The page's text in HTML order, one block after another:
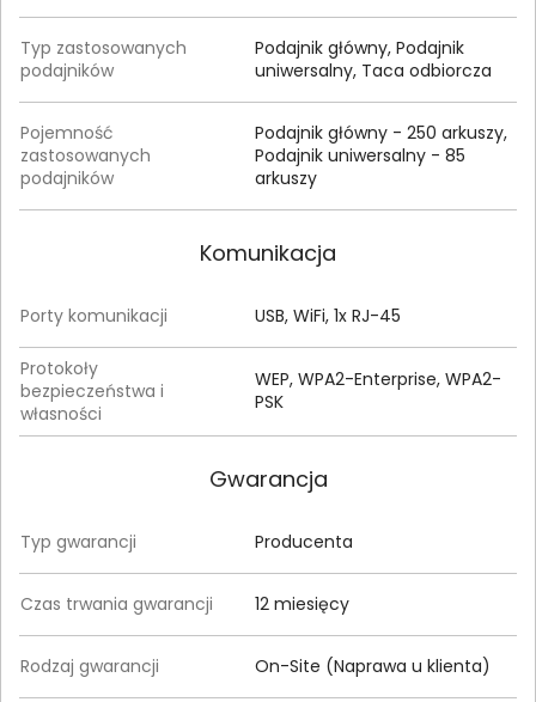
Typ zastosowanych
podajników
Podajnik główny, Podajnik
uniwersalny, Taca odbiorcza
Pojemność
zastosowanych
podajników
Podajnik główny - 250 arkuszy,
Podajnik uniwersalny - 85
arkuszy
Komunikacja
Porty komunikacji USB, WiFi, 1x RJ-45
Protokoły
bezpieczeństwa i
własności
WEP, WPA2-Enterprise, WPA2-
PSK
Gwarancja
Typ gwarancji Producenta
Czas trwania gwarancji 12 miesięcy
Rodzaj gwarancji On-Site (Naprawa u klienta)